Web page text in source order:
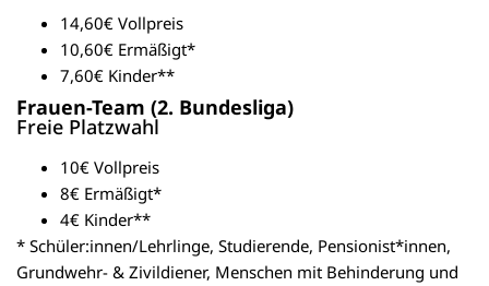
14,60€ Vollpreis
10,60€ Ermäßigt*
7,60€ Kinder**
Frauen-Team (2. Bundesliga)
Freie Platzwahl
10€ Vollpreis
8€ Ermäßigt*
4€ Kinder**
* Schüler:innen/Lehrlinge, Studierende, Pensionist*innen,
Grundwehr- & Zivildiener, Menschen mit Behinderung und